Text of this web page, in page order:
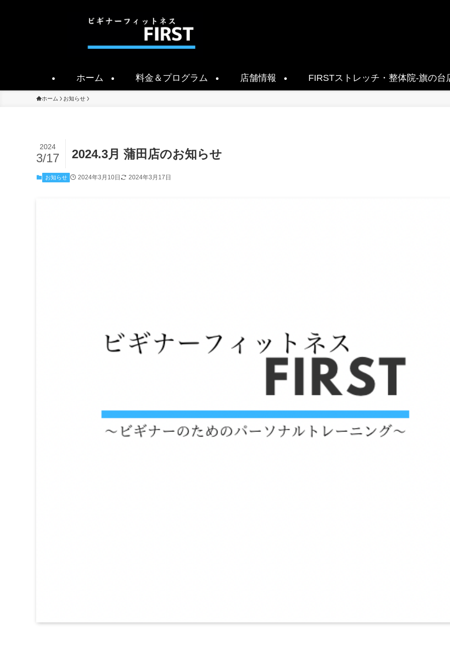
ホーム 料金＆プログラム 店舗情報 FIRSTストレッチ・整体院-旗の台
ホーム お知らせ
2024.3月 蒲田店のお知らせ
2024
3/17
お知らせ 2024年3月10日 2024年3月17日